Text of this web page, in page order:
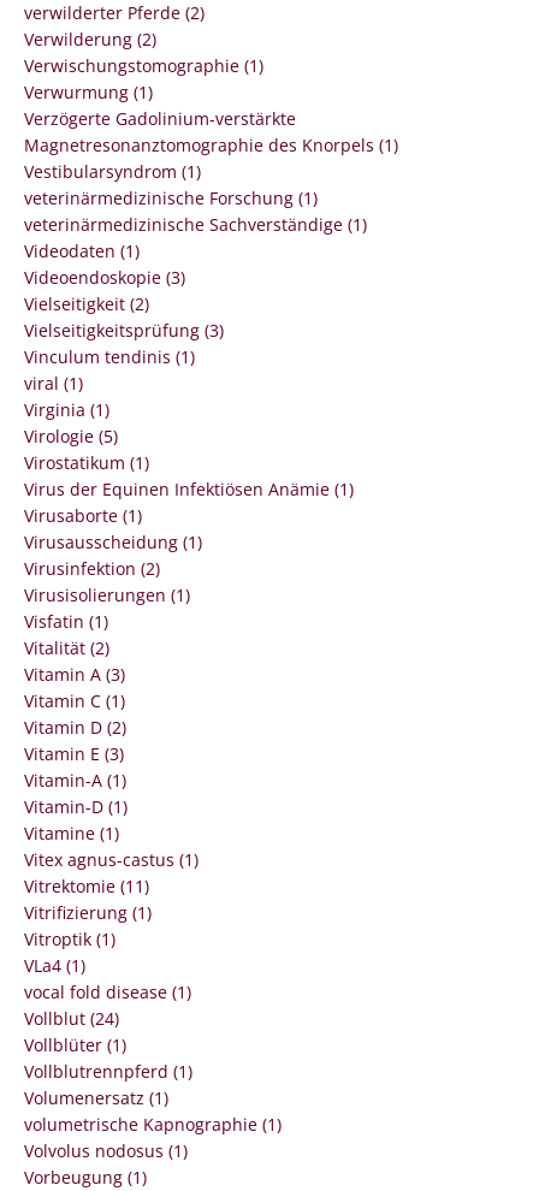
verwilderter Pferde (2)
Verwilderung (2)
Verwischungstomographie (1)
Verwurmung (1)
Verzögerte Gadolinium-verstärkte
Magnetresonanztomographie des Knorpels (1)
Vestibularsyndrom (1)
veterinärmedizinische Forschung (1)
veterinärmedizinische Sachverständige (1)
Videodaten (1)
Videoendoskopie (3)
Vielseitigkeit (2)
Vielseitigkeitsprüfung (3)
Vinculum tendinis (1)
viral (1)
Virginia (1)
Virologie (5)
Virostatikum (1)
Virus der Equinen Infektiösen Anämie (1)
Virusaborte (1)
Virusausscheidung (1)
Virusinfektion (2)
Virusisolierungen (1)
Visfatin (1)
Vitalität (2)
Vitamin A (3)
Vitamin C (1)
Vitamin D (2)
Vitamin E (3)
Vitamin-A (1)
Vitamin-D (1)
Vitamine (1)
Vitex agnus-castus (1)
Vitrektomie (11)
Vitrifizierung (1)
Vitroptik (1)
VLa4 (1)
vocal fold disease (1)
Vollblut (24)
Vollblüter (1)
Vollblutrennpferd (1)
Volumenersatz (1)
volumetrische Kapnographie (1)
Volvolus nodosus (1)
Vorbeugung (1)